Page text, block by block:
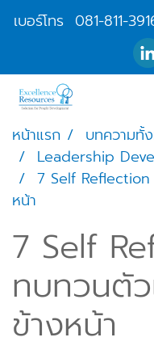
เบอร์โทร 081-811-
หน้าแรก บทความทั้
Leadership
7 Self Reflection
หน้า
7 Self
ทบทวนตัว
ข้างหน้า